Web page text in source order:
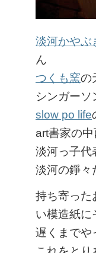
淡河かやぶ
ん
つくも窯の
シンガーソ
slow po life
art書家の
淡河っ子
淡河の錚々
持ち寄った
い模造紙に
遅くまでや